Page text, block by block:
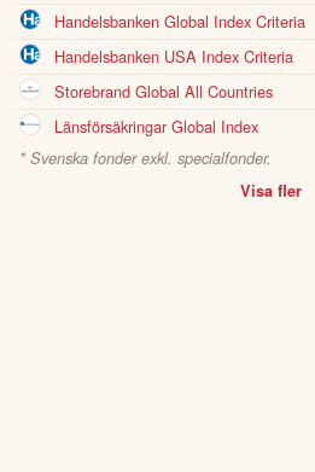
Handelsbanken Global Index Criteria
Handelsbanken USA Index Criteria
Storebrand Global All Countries
Länsförsäkringar Global Index
* Svenska fonder exkl. specialfonder.
Visa fler